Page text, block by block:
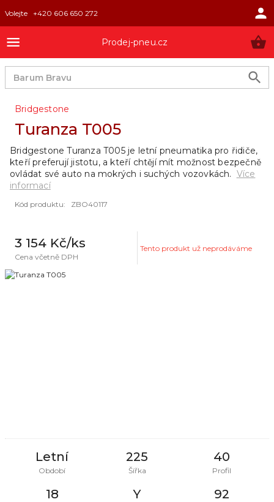
Volejte +420 606 650 272
Prodej-pneu.cz
Bridgestone
Turanza T005
Kód produktu: ZBO40117
3 154 Kč/ks
Cena včetně DPH
Tento produkt už neprodáváme
Letní
Období
225
Šířka
40
Profil
18 Y 92
Bridgestone Turanza T005 je letní pneumatika pro řidiče,
kteří preferují jistotu, a kteří chtějí mít možnost bezpečně
ovládat své auto na mokrých i suchých vozovkách. Více
informací